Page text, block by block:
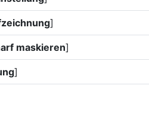
]
maskieren]
]